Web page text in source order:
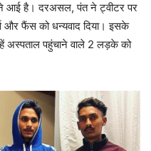
आई है। दरअसल, पंत ने ट्वीटर पर
और फैंस को धन्यवाद दिया। इसके
अस्पताल पहुंचाने वाले 2 लड़के को